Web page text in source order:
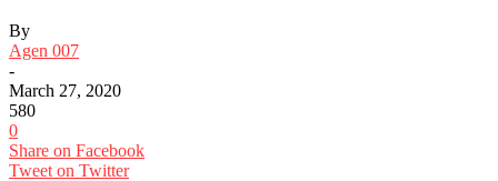
By
Agen 007
-
March 27, 2020
580
0
Share on Facebook
Tweet on Twitter